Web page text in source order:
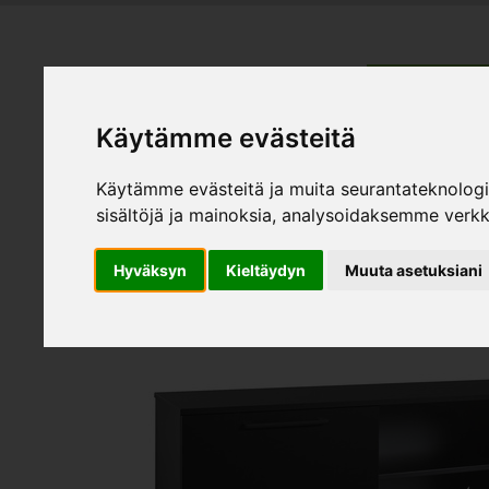
Käytämme evästeitä
Käytämme evästeitä ja muita
sisältöjä ja mainoksia, analysoidaksemme
Hyväksyn Kieltäydyn Muuta asetuksiani